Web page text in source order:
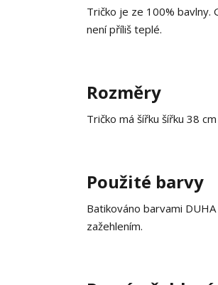
Tričko je ze 100% bavlny.
není příliš teplé.
Rozměry
Tričko má šířku šířku 38
Použité barvy
Batikováno barvami
zažehlením.